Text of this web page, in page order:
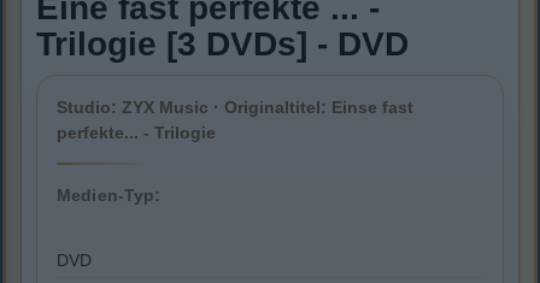
Eine fast perfekte ... -
Trilogie [3 DVDs] - DVD
Studio: ZYX Music · Originaltitel: Einse fast
perfekte... - Trilogie
Medien-Typ:
DVD